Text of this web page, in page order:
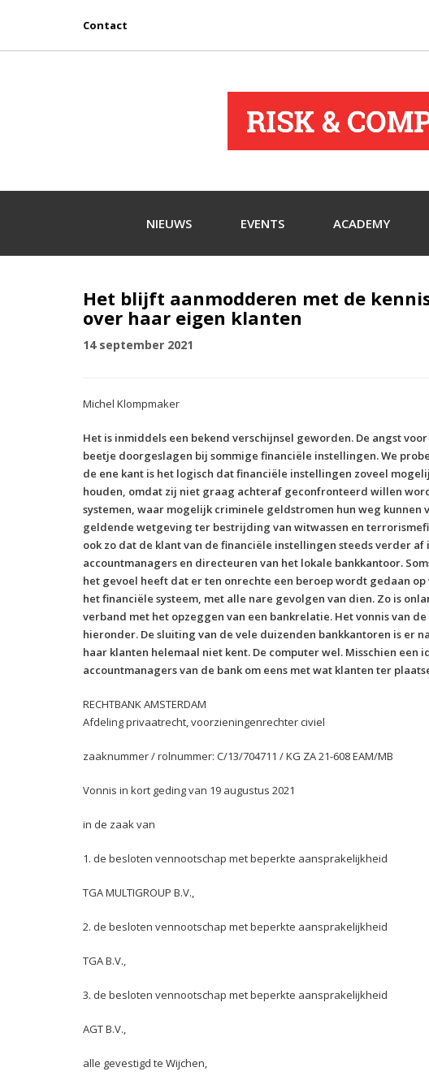
Contact
NIEUWS EVENTS ACADEMY
Het blijft aanmodderen met de
over haar eigen klanten
14 september 2021
Michel Klompmaker
Het is inmiddels een bekend verschijnsel geworden. De angst
beetje doorgeslagen bij sommige financiële instellingen. We
de ene kant is het logisch dat financiële instellingen zoveel
houden, omdat zij niet graag achteraf geconfronteerd willen
systemen, waar mogelijk criminele geldstromen hun weg
geldende wetgeving ter bestrijding van witwassen en
ook zo dat de klant van de financiële instellingen steeds verder af
accountmanagers en directeuren van het lokale bankkantoor.
het gevoel heeft dat er ten onrechte een beroep wordt gedaan
het financiële systeem, met alle nare gevolgen van dien. Zo is
verband met het opzeggen van een bankrelatie. Het vonnis van
hieronder. De sluiting van de vele duizenden bankkantoren is er
haar klanten helemaal niet kent. De computer wel. Misschien een
accountmanagers van de bank om eens met wat klanten ter
RECHTBANK AMSTERDAM
Afdeling privaatrecht, voorzieningenrechter civiel
zaaknummer / rolnummer: C/13/704711 / KG ZA 21-608 EAM/MB
Vonnis in kort geding van 19 augustus 2021
in de zaak van
1. de besloten vennootschap met beperkte aansprakelijkheid
TGA MULTIGROUP B.V.,
2. de besloten vennootschap met beperkte aansprakelijkheid
TGA B.V.,
3. de besloten vennootschap met beperkte aansprakelijkheid
AGT B.V.,
alle gevestigd te Wijchen,